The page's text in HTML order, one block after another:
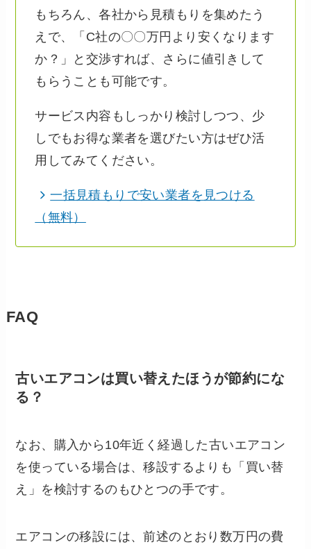
もちろん、各社から見積もりを集めたう
えで、「C社の〇〇万円より安くなります
か？」と交渉すれば、さらに値引きして
もらうことも可能です。
サービス内容もしっかり検討しつつ、少
しでもお得な業者を選びたい方はぜひ活
用してみてください。
一括見積もりで安い業者を見つける
（無料）
FAQ
古いエアコンは買い替えたほうが節約にな
る？
なお、購入から10年近く経過した古いエアコン
を使っている場合は、移設するよりも「買い替
え」を検討するのもひとつの手です。
エアコンの移設には、前述のとおり数万円の費